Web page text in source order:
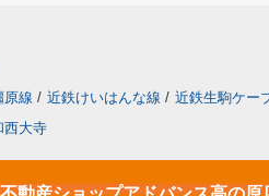
原線 / 近鉄けいはんな線 / 近鉄生駒ケー
西大寺